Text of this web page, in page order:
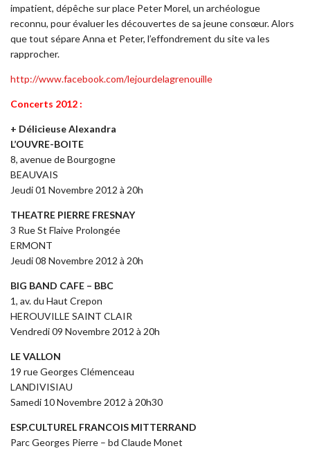
impatient, dépêche sur place Peter Morel, un archéologue
reconnu, pour évaluer les découvertes de sa jeune consœur. Alors
que tout sépare Anna et Peter, l’effondrement du site va les
rapprocher.
http://www.facebook.com/lejourdelagrenouille
Concerts 2012 :
+ Délicieuse Alexandra
L’OUVRE-BOITE
8, avenue de Bourgogne
BEAUVAIS
Jeudi 01 Novembre 2012 à 20h
THEATRE PIERRE FRESNAY
3 Rue St Flaive Prolongée
ERMONT
Jeudi 08 Novembre 2012 à 20h
BIG BAND CAFE – BBC
1, av. du Haut Crepon
HEROUVILLE SAINT CLAIR
Vendredi 09 Novembre 2012 à 20h
LE VALLON
19 rue Georges Clémenceau
LANDIVISIAU
Samedi 10 Novembre 2012 à 20h30
ESP.CULTUREL FRANCOIS MITTERRAND
Parc Georges Pierre – bd Claude Monet